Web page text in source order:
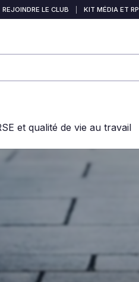
REJOINDRE LE CLUB KIT MÉDIA ET RP
et qualité de vie au travail